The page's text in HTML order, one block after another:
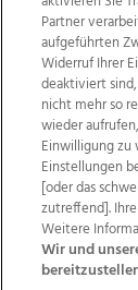
Wir über
AGB
Partner
aufgeführten
Widerruf Ihrer
deaktiviert
nicht mehr so
wieder
Einwilligung zu
Einstellungen
[oder das
zutreffend].
Weitere
Wir und